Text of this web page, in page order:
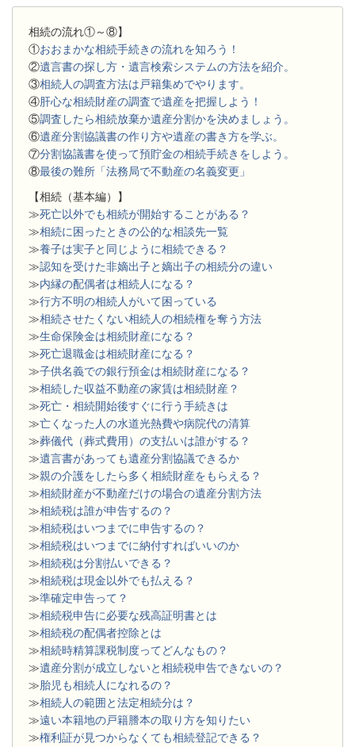
相続の流れ①～⑧】
①おおまかな相続手続きの流れを知ろう！
②遺言書の探し方・遺言検索システムの方法を紹介。
③相続人の調査方法は戸籍集めでやります。
④肝心な相続財産の調査で遺産を把握しよう！
⑤調査したら相続放棄か遺産分割かを決めましょう。
⑥遺産分割協議書の作り方や遺産の書き方を学ぶ。
⑦分割協議書を使って預貯金の相続手続きをしよう。
⑧最後の難所「法務局で不動産の名義変更」
【相続（基本編）】
≫死亡以外でも相続が開始することがある？
≫相続に困ったときの公的な相談先一覧
≫養子は実子と同じように相続できる？
≫認知を受けた非嫡出子と嫡出子の相続分の違い
≫内縁の配偶者は相続人になる？
≫行方不明の相続人がいて困っている
≫相続させたくない相続人の相続権を奪う方法
≫生命保険金は相続財産になる？
≫死亡退職金は相続財産になる？
≫子供名義での銀行預金は相続財産になる？
≫相続した収益不動産の家賃は相続財産？
≫死亡・相続開始後すぐに行う手続きは
≫亡くなった人の水道光熱費や病院代の清算
≫葬儀代（葬式費用）の支払いは誰がする？
≫遺言書があっても遺産分割協議できるか
≫親の介護をしたら多く相続財産をもらえる？
≫相続財産が不動産だけの場合の遺産分割方法
≫相続税は誰が申告するの？
≫相続税はいつまでに申告するの？
≫相続税はいつまでに納付すればいいのか
≫相続税は分割払いできる？
≫相続税は現金以外でも払える？
≫準確定申告って？
≫相続税申告に必要な残高証明書とは
≫相続税の配偶者控除とは
≫相続時精算課税制度ってどんなもの？
≫遺産分割が成立しないと相続税申告できないの？
≫胎児も相続人になれるの？
≫相続人の範囲と法定相続分は？
≫遠い本籍地の戸籍謄本の取り方を知りたい
≫権利証が見つからなくても相続登記できる？